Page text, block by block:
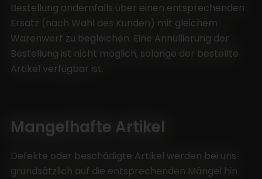
Bestellung andernfalls über einen entsprechenden
Ersatz (nach Wahl des Kunden) mit gleichem
Warenwert zu begleichen. Eine Annullierung der
Bestellung ist nicht möglich, solange der bestellte
Artikel verfügbar ist.
Mangelhafte Artikel
Defekte oder beschädigte Artikel werden bei uns
grundsätzlich auf die entsprechenden Mängel hin